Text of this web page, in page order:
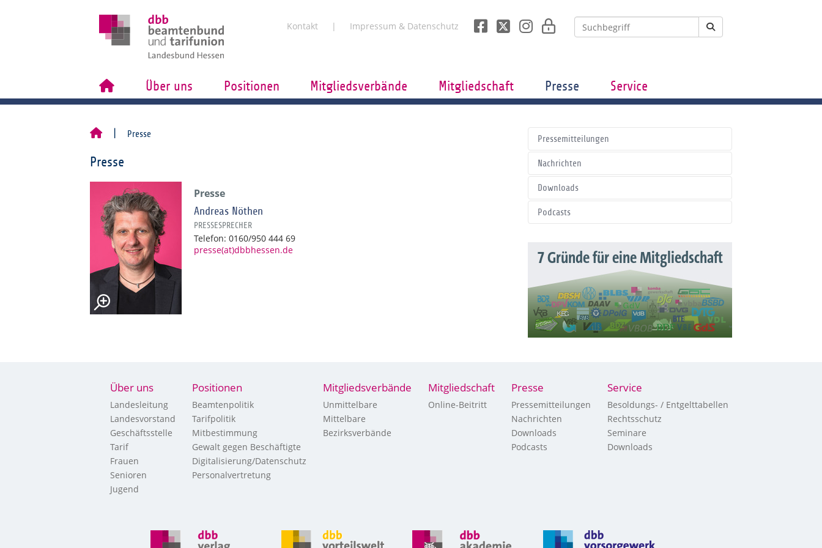
Kontakt Impressum & Datenschutz
Über uns Positionen Mitgliedsverbände Mitgliedschaft Presse Service
Presse
Presse
Presse
Andreas Nöthen
PRESSESPRECHER
Telefon: 0160/950 444 69
presse(at)dbbhessen.de
Pressemitteilungen
Nachrichten
Downloads
Podcasts
7 Gründe für eine Mitgliedschaft
Über uns
Landesleitung
Landesvorstand
Geschäftsstelle
Tarif
Frauen
Senioren
Jugend
Positionen
Beamtenpolitik
Tarifpolitik
Mitbestimmung
Gewalt gegen Beschäftigte
Digitalisierung/Datenschutz
Personalvertretung
Mitgliedsverbände
Unmittelbare
Mittelbare
Bezirksverbände
Mitgliedschaft
Online-Beitritt
Presse
Pressemitteilungen
Nachrichten
Downloads
Podcasts
Service
Besoldungs- / Entgelttabellen
Rechtsschutz
Seminare
Downloads